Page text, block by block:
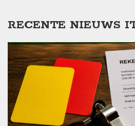
RECENTE NIEUWS